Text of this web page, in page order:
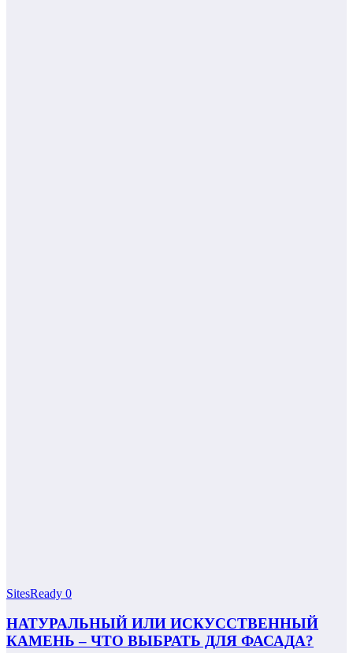
SitesReady 0
НАТУРАЛЬНЫЙ ИЛИ ИСКУССТВЕННЫЙ
КАМЕНЬ – ЧТО ВЫБРАТЬ ДЛЯ ФАСАДА?